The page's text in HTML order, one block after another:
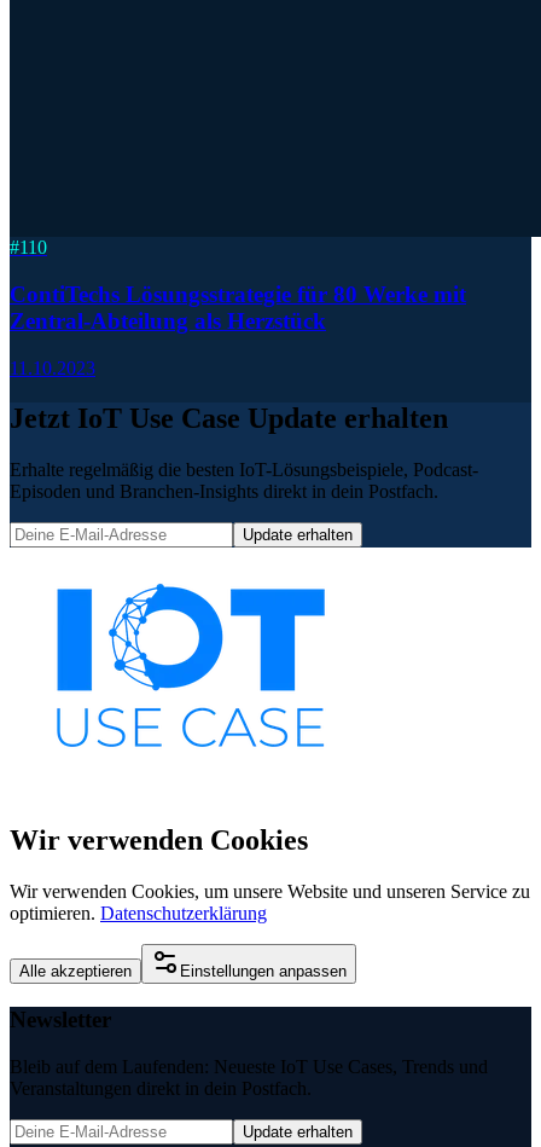
#110
ContiTechs Lösungsstrategie für 80 Werke mit
Zentral-Abteilung als Herzstück
11.10.2023
Jetzt IoT Use Case Update erhalten
Erhalte regelmäßig die besten IoT-Lösungsbeispiele, Podcast-
Episoden und Branchen-Insights direkt in dein Postfach.
Update erhalten
Wir verwenden Cookies
Wir verwenden Cookies, um unsere Website und unseren Service zu
optimieren. Datenschutzerklärung
Alle akzeptieren Einstellungen anpassen
Newsletter
Bleib auf dem Laufenden: Neueste IoT Use Cases, Trends und
Veranstaltungen direkt in dein Postfach.
Update erhalten